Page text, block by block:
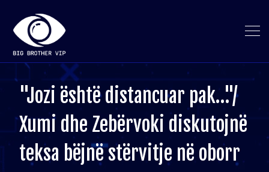
"Jozi është distancuar pak…"/
Xumi dhe Zebërvoki diskutojnë
teksa bëjnë stërvitje në oborr